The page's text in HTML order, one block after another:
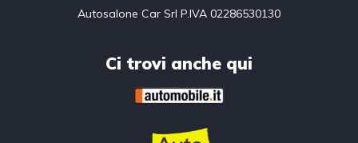
Autosalone Car Srl P.IVA 02286530130
Ci trovi anche qui